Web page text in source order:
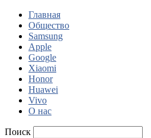
Главная
Общество
Samsung
Apple
Google
Xiaomi
Honor
Huawei
Vivo
О нас
Поиск